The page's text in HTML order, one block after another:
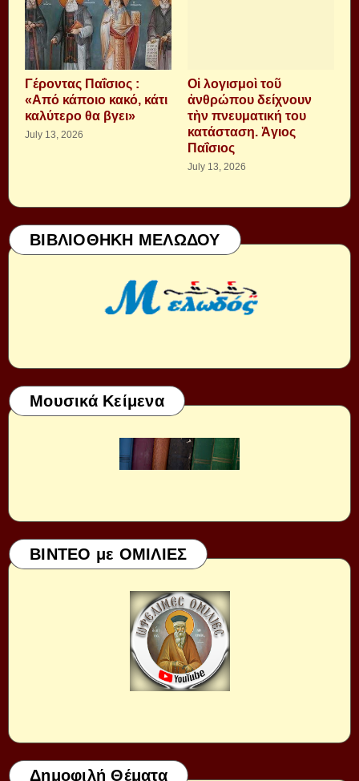
Γέροντας Παΐσιος :
«Από κάποιο κακό, κάτι
καλύτερο θα βγει»
July 13, 2026
Οἱ λογισμοὶ τοῦ
ἀνθρώπου δείχνουν
τὴν πνευματική του
κατάσταση. Ἁγιος
Παΐσιος
July 13, 2026
ΒΙΒΛΙΟΘΗΚΗ ΜΕΛΩΔΟΥ
Μουσικά Κείμενα
ΒΙΝΤΕΟ με ΟΜΙΛΙΕΣ
Δημοφιλή Θέματα